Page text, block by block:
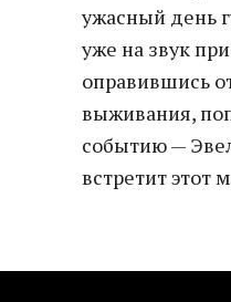
ужасный день
уже на звук
оправившись
выживания,
событию —
встретит этот